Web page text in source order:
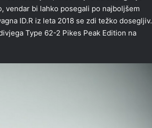
vendar bi lahko posegali po najboljšem
ID.R iz leta 2018 se zdi težko dosegljiv.
Type 62-2 Pikes Peak Edition na